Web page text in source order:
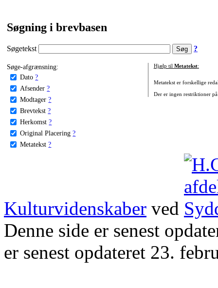
Søgning i brevbasen
Søgetekst ?
Søge-afgrænsning:
Dato ?
Afsender ?
Modtager ?
Brevtekst ?
Herkomst ?
Original Placering ?
Metatekst ?
Hjælp til Metatekst:
Metatekst er forskellige
Der er ingen restriktioner
Kulturvidenskaber ved
Denne side er senest
er senest opdateret 23.